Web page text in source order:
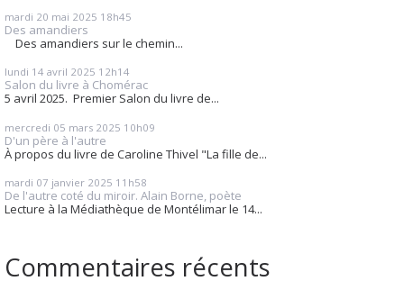
mardi 20 mai 2025 18h45
Des amandiers
Des amandiers sur le chemin...
lundi 14 avril 2025 12h14
Salon du livre à Chomérac
5 avril 2025. Premier Salon du livre de...
mercredi 05 mars 2025 10h09
D'un père à l'autre
À propos du livre de Caroline Thivel "La fille de...
mardi 07 janvier 2025 11h58
De l'autre coté du miroir. Alain Borne, poète
Lecture à la Médiathèque de Montélimar le 14...
Commentaires récents